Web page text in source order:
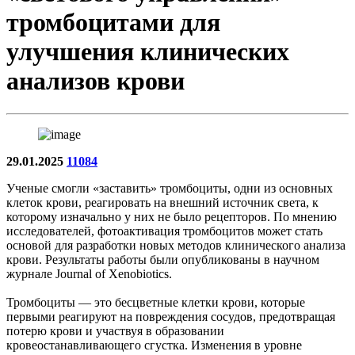
тромбоцитами для
улучшения клинических
анализов крови
29.01.2025 11084
Ученые смогли «заставить» тромбоциты, одни из основных
клеток крови, реагировать на внешний источник света, к
которому изначально у них не было рецепторов. По мнению
исследователей, фотоактивация тромбоцитов может стать
основой для разработки новых методов клинического анализа
крови. Результаты работы были опубликованы в научном
журнале Journal of Xenobiotics.
Тромбоциты — это бесцветные клетки крови, которые
первыми реагируют на повреждения сосудов, предотвращая
потерю крови и участвуя в образовании
кровеостанавливающего сгустка. Изменения в уровне